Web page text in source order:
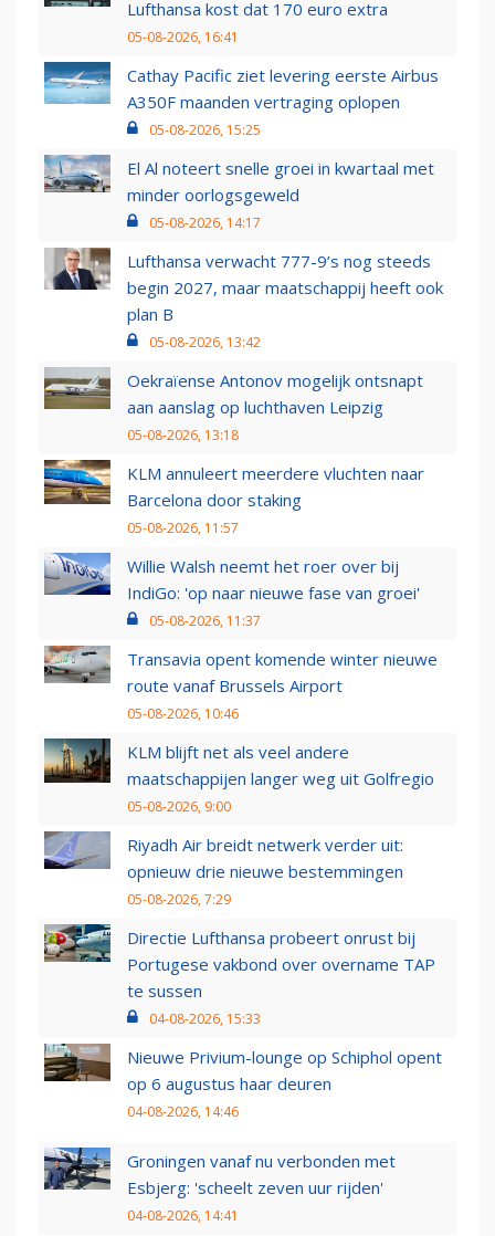
Lufthansa kost dat 170 euro extra
05-08-2026, 16:41
Cathay Pacific ziet levering eerste Airbus
A350F maanden vertraging oplopen
05-08-2026, 15:25
El Al noteert snelle groei in kwartaal met
minder oorlogsgeweld
05-08-2026, 14:17
Lufthansa verwacht 777-9’s nog steeds
begin 2027, maar maatschappij heeft ook
plan B
05-08-2026, 13:42
Oekraïense Antonov mogelijk ontsnapt
aan aanslag op luchthaven Leipzig
05-08-2026, 13:18
KLM annuleert meerdere vluchten naar
Barcelona door staking
05-08-2026, 11:57
Willie Walsh neemt het roer over bij
IndiGo: 'op naar nieuwe fase van groei'
05-08-2026, 11:37
Transavia opent komende winter nieuwe
route vanaf Brussels Airport
05-08-2026, 10:46
KLM blijft net als veel andere
maatschappijen langer weg uit Golfregio
05-08-2026, 9:00
Riyadh Air breidt netwerk verder uit:
opnieuw drie nieuwe bestemmingen
05-08-2026, 7:29
Directie Lufthansa probeert onrust bij
Portugese vakbond over overname TAP
te sussen
04-08-2026, 15:33
Nieuwe Privium-lounge op Schiphol opent
op 6 augustus haar deuren
04-08-2026, 14:46
Groningen vanaf nu verbonden met
Esbjerg: 'scheelt zeven uur rijden'
04-08-2026, 14:41